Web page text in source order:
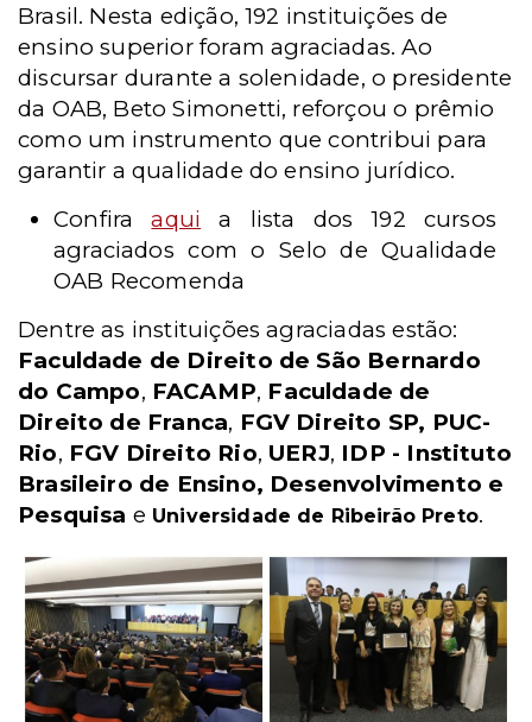
Brasil. Nesta edição, 192 instituições de
ensino superior foram agraciadas. Ao
discursar durante a solenidade, o presidente
da OAB, Beto Simonetti, reforçou o prêmio
como um instrumento que contribui para
garantir a qualidade do ensino jurídico.
Confiraaqui a lista dos 192 cursos
agraciados com o Selo de Qualidade
OAB Recomenda
Dentre as instituições agraciadas estão:
Faculdade de Direito de São Bernardo
do Campo, FACAMP, Faculdade de
Direito de Franca, FGV Direito SP, PUC-
Rio, FGV Direito Rio, UERJ, IDP - Instituto
Brasileiro de Ensino, Desenvolvimento e
Pesquisa e Universidade de Ribeirão Preto.